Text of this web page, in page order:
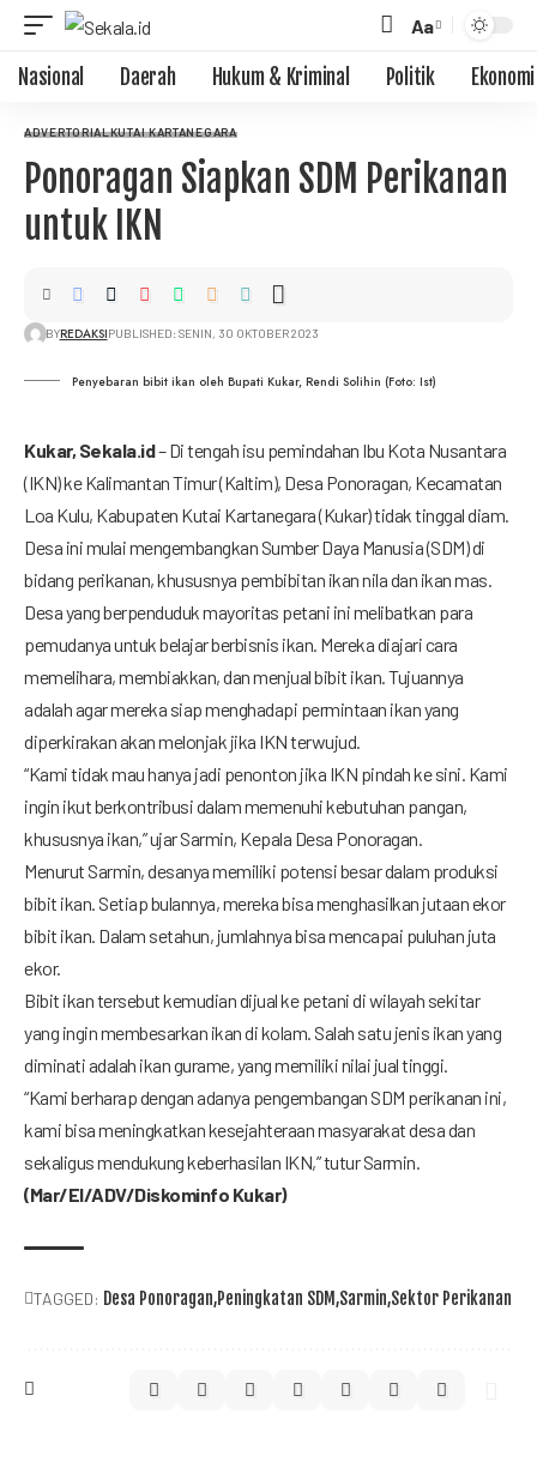
Font
Resizer
Aa
Nasional Daerah Hukum & Kriminal Politik Ekonomi
ADVERTORIALKUTAI KARTANEGARA
Ponoragan Siapkan SDM Perikanan
untuk IKN
BYREDAKSIPUBLISHED: SENIN, 30 OKTOBER 2023
Penyebaran bibit ikan oleh Bupati Kukar, Rendi Solihin (Foto: Ist)
Kukar, Sekala.id– Di tengah isu pemindahan Ibu Kota Nusantara
(IKN) ke Kalimantan Timur (Kaltim), Desa Ponoragan, Kecamatan
Loa Kulu, Kabupaten Kutai Kartanegara (Kukar) tidak tinggal diam.
Desa ini mulai mengembangkan Sumber Daya Manusia (SDM) di
bidang perikanan, khususnya pembibitan ikan nila dan ikan mas.
Desa yang berpenduduk mayoritas petani ini melibatkan para
pemudanya untuk belajar berbisnis ikan. Mereka diajari cara
memelihara, membiakkan, dan menjual bibit ikan. Tujuannya
adalah agar mereka siap menghadapi permintaan ikan yang
diperkirakan akan melonjak jika IKN terwujud.
“Kami tidak mau hanya jadi penonton jika IKN pindah ke sini. Kami
ingin ikut berkontribusi dalam memenuhi kebutuhan pangan,
khususnya ikan,” ujar Sarmin, Kepala Desa Ponoragan.
Menurut Sarmin, desanya memiliki potensi besar dalam produksi
bibit ikan. Setiap bulannya, mereka bisa menghasilkan jutaan ekor
bibit ikan. Dalam setahun, jumlahnya bisa mencapai puluhan juta
ekor.
Bibit ikan tersebut kemudian dijual ke petani di wilayah sekitar
yang ingin membesarkan ikan di kolam. Salah satu jenis ikan yang
diminati adalah ikan gurame, yang memiliki nilai jual tinggi.
“Kami berharap dengan adanya pengembangan SDM perikanan ini,
kami bisa meningkatkan kesejahteraan masyarakat desa dan
sekaligus mendukung keberhasilan IKN,” tutur Sarmin.
(Mar/El/ADV/Diskominfo Kukar)
TAGGED: Desa Ponoragan Peningkatan SDM Sarmin Sektor Perikanan